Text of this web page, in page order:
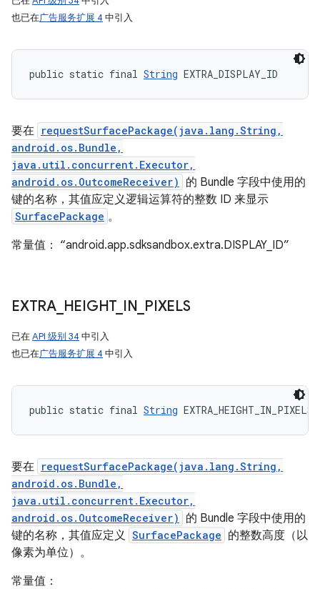
也已在广告服务扩展 4 中引入
public static final String EXTRA_DISPLAY_ID
要在 requestSurfacePackage(java.lang.String,
android.os.Bundle,
java.util.concurrent.Executor,
android.os.OutcomeReceiver)
的 Bundle 字段中使用的
键的名称，其值应定义逻辑运算符的整数 ID 来显示
SurfacePackage 。
常量值： “android.app.sdksandbox.extra.DISPLAY_ID”
EXTRA_ HEIGHT_ IN PIXELS
已在API 级别 34 中引入
也已在广告服务扩展 4 中引入
public static final String EXTRA_HEIGHT_IN_PIXELS
要在 requestSurfacePackage(java.lang.String,
android.os.Bundle,
java.util.concurrent.Executor,
android.os.OutcomeReceiver)
的 Bundle 字段中使用的
键的名称，其值应定义 SurfacePackage 的整数高度（以
像素为单位）。
常量值：